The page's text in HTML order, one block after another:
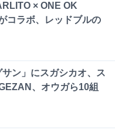
× ONE OK
コラボ、レッドブルの
ン」にスガシカオ、ス
、オウガら10組